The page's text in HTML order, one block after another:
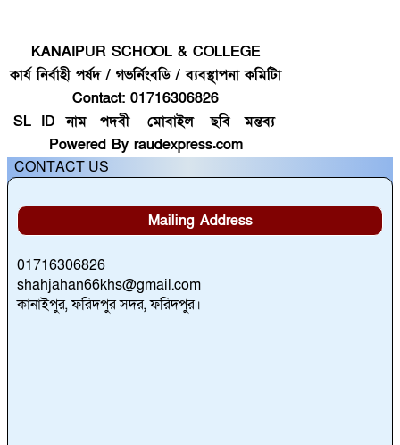
KANAIPUR SCHOOL & COLLEGE
কার্য নির্বাহী পর্ষদ / গভর্নিংবডি / ব্যবস্থাপনা কমিটিা
Contact: 01716306826
SL ID নাম পদবী মোবাইল ছবি
মন্তব্য
Powered By raudexpress.com
CONTACT US
Mailing Address
01716306826
shahjahan66khs@gmail.com
কানাইপুর, ফরিদপুর সদর, ফরিদপুর।